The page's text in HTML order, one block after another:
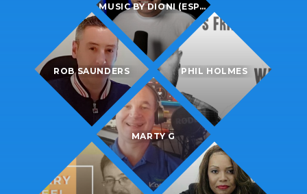
MUSIC BY ​DIONI (ESPAÑA)
ROB SAUNDERS PHIL HOLMES
MARTY G